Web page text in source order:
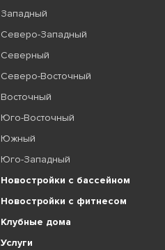
Западный
Северо-Западный
Северный
Северо-Восточный
Восточный
Юго-Восточный
Южный
Юго-Западный
Новостройки с бассейном
Новостройки с фитнесом
Клубные дома
Услуги